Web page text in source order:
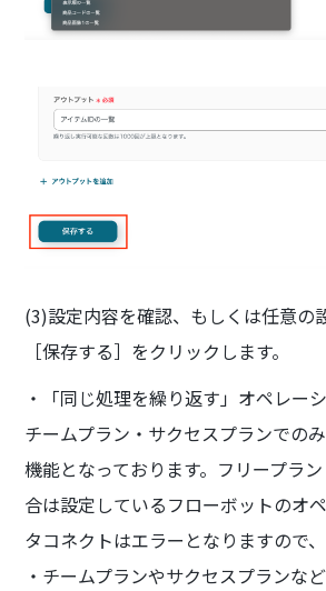
(3)設定内容を確認、もしくは任意の
［保存する］をクリックします。
・「同じ処理を繰り返す」オペレー
チームプラン・サクセスプランでの
機能となっております。フリープラ
合は設定しているフローボットのオ
タコネクトはエラーとなりますので
・チームプランやサクセスプランな